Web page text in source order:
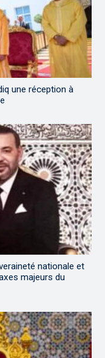
une réception à
nationale et
majeurs du